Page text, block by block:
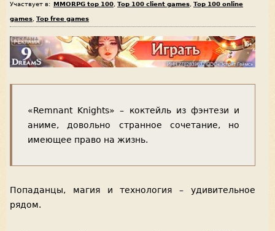
Участвует в: MMORPG top 100 Top 100 client games Top 100 online
games Top free games
«Remnant Knights» – коктейль из фэнтези и
аниме, довольно странное сочетание, но
имеющее право на жизнь.
Попаданцы, магия и технология – удивительное
рядом.